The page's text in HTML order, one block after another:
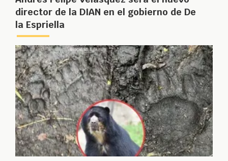
director de la DIAN en el gobierno de De
la Espriella